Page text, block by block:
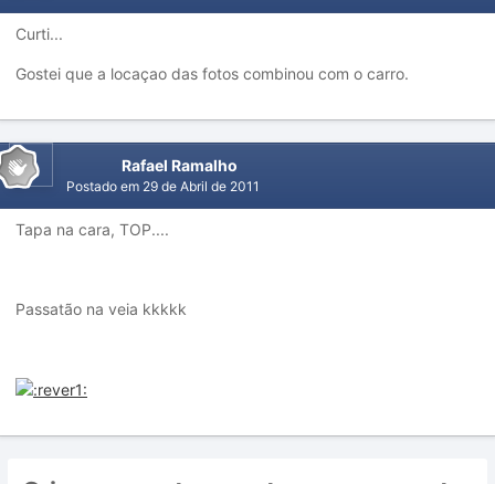
Curti...
Gostei que a locaçao das fotos combinou com o carro.
Rafael Ramalho
Postado em 29 de Abril de 2011
Tapa na cara, TOP....
Passatão na veia kkkkk